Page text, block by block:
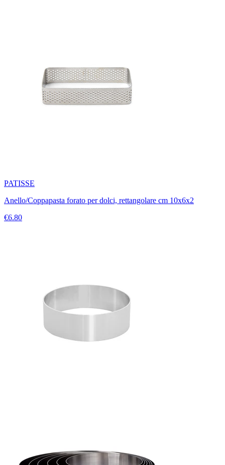
PATISSE
Anello/Coppapasta forato per dolci, rettangolare cm 10x6x2
€6.80